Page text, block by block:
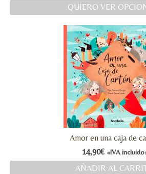
QUIERO VER
Amor en una caja de
14,90€ «IVA
AÑADIR AL